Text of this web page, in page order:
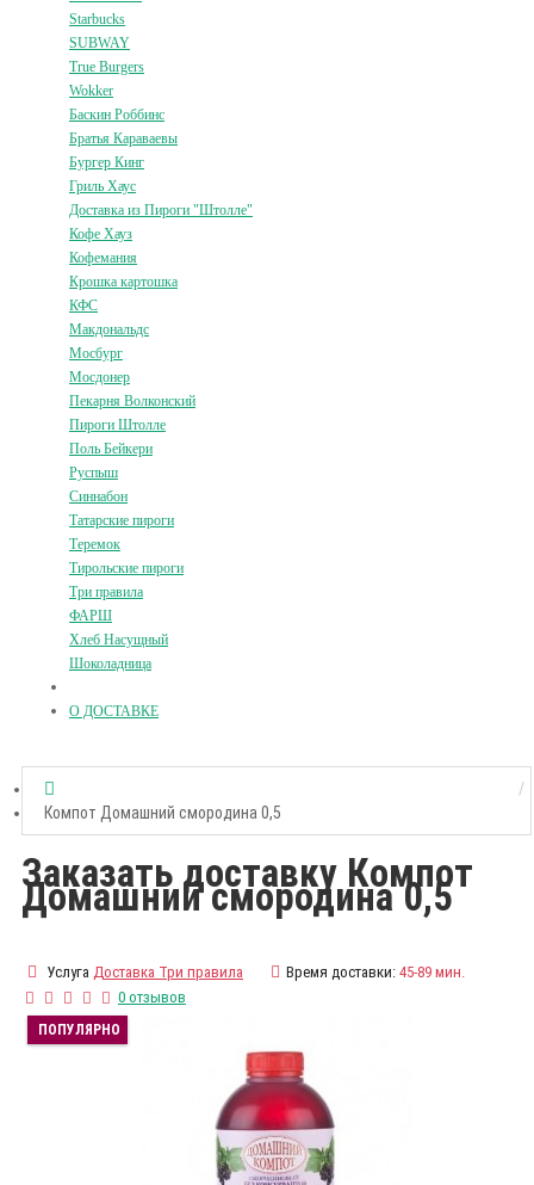
Starbucks
SUBWAY
True Burgers
Wokker
Баскин Роббинс
Братья Караваевы
Бургер Кинг
Гриль Хаус
Доставка из Пироги "Штолле"
Кофе Хауз
Кофемания
Крошка картошка
КФС
Макдональдс
Мосбург
Мосдонер
Пекарня Волконский
Пироги Штолле
Поль Бейкери
Руспыш
Синнабон
Татарские пироги
Теремок
Тирольские пироги
Три правила
ФАРШ
Хлеб Насущный
Шоколадница
О ДОСТАВКЕ
Компот Домашний смородина 0,5
Заказать доставку Компот
Домашний смородина 0,5
Услуга Доставка Три правила Время доставки: 45-89 мин.
0 отзывов
ПОПУЛЯРНО